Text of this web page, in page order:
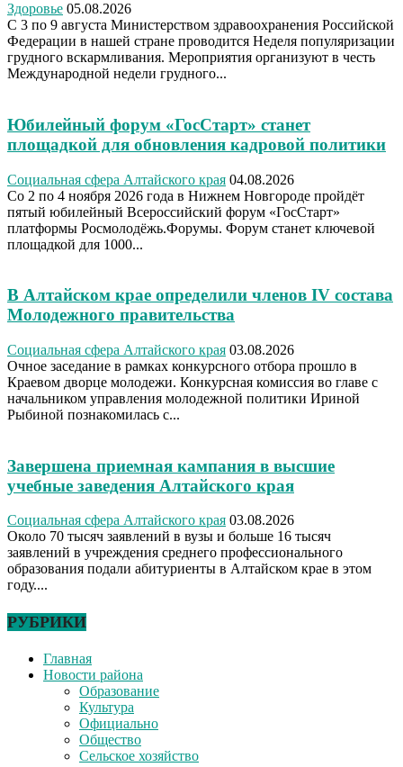
Здоровье 05.08.2026
С 3 по 9 августа Министерством здравоохранения Российской
Федерации в нашей стране проводится Неделя популяризации
грудного вскармливания. Мероприятия организуют в честь
Международной недели грудного...
Юбилейный форум «ГосСтарт» станет
площадкой для обновления кадровой политики
Социальная сфера Алтайского края 04.08.2026
Со 2 по 4 ноября 2026 года в Нижнем Новгороде пройдёт
пятый юбилейный Всероссийский форум «ГосСтарт»
платформы Росмолодёжь.Форумы. Форум станет ключевой
площадкой для 1000...
В Алтайском крае определили членов IV состава
Молодежного правительства
Социальная сфера Алтайского края 03.08.2026
Очное заседание в рамках конкурсного отбора прошло в
Краевом дворце молодежи. Конкурсная комиссия во главе с
начальником управления молодежной политики Ириной
Рыбиной познакомилась с...
Завершена приемная кампания в высшие
учебные заведения Алтайского края
Социальная сфера Алтайского края 03.08.2026
Около 70 тысяч заявлений в вузы и больше 16 тысяч
заявлений в учреждения среднего профессионального
образования подали абитуриенты в Алтайском крае в этом
году....
РУБРИКИ
Главная
Новости района
Образование
Культура
Официально
Общество
Сельское хозяйство